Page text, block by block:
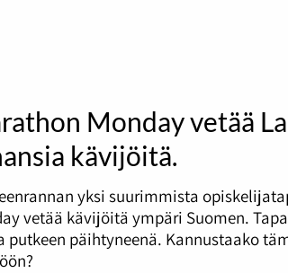
Monday vetää
kävijöitä.
yksi suurimmista
vetää kävijöitä ympäri Suomen.
putkeen päihtyneenä. Kannustaako